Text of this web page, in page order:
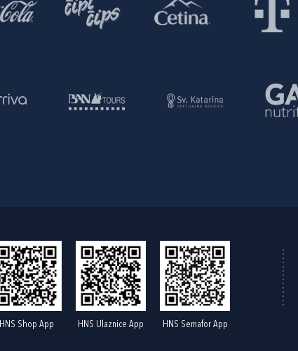
HNS Shop App HNS Ulaznice App HNS Semafor App